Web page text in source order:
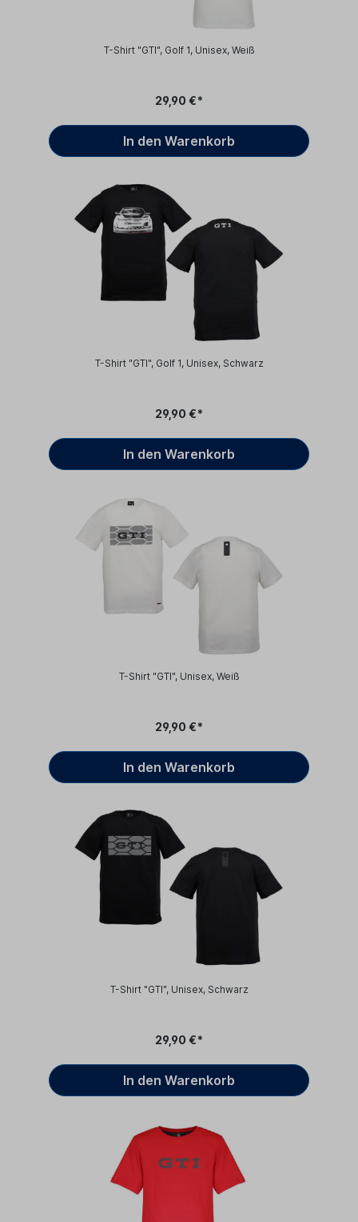
T-Shirt "GTI", Golf 1, Unisex, Weiß
29,90 €*
In den Warenkorb
T-Shirt "GTI", Golf 1, Unisex, Schwarz
29,90 €*
In den Warenkorb
T-Shirt "GTI", Unisex, Weiß
29,90 €*
In den Warenkorb
T-Shirt "GTI", Unisex, Schwarz
29,90 €*
In den Warenkorb